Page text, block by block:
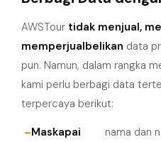
AWSTour tidak menjual,
memperjualbelikan data
pun. Namun, dalam rangka
kami perlu berbagi data
terpercaya berikut:
Maskapai
nama dan